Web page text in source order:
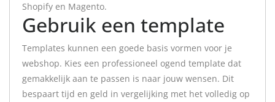
Shopify en Magento.
Gebruik een template
Templates kunnen een goede basis vormen voor je
webshop. Kies een professioneel ogend template dat
gemakkelijk aan te passen is naar jouw wensen. Dit
bespaart tijd en geld in vergelijking met het volledig op